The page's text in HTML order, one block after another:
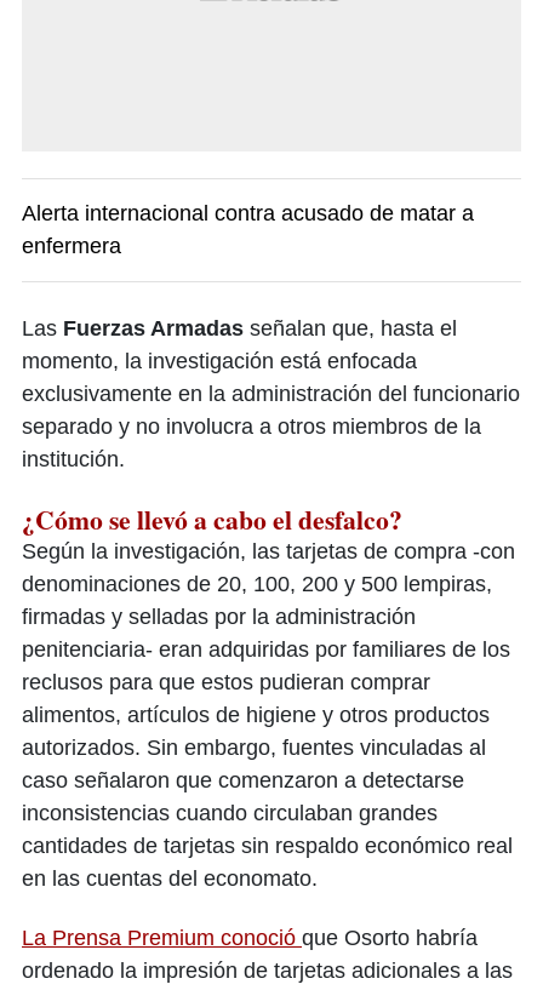
Alerta internacional contra acusado de matar a
enfermera
Las Fuerzas Armadas señalan que, hasta el
momento, la investigación está enfocada
exclusivamente en la administración del funcionario
separado y no involucra a otros miembros de la
institución.
¿Cómo se llevó a cabo el desfalco?
Según la investigación, las tarjetas de compra -con
denominaciones de 20, 100, 200 y 500 lempiras,
firmadas y selladas por la administración
penitenciaria- eran adquiridas por familiares de los
reclusos para que estos pudieran comprar
alimentos, artículos de higiene y otros productos
autorizados. Sin embargo, fuentes vinculadas al
caso señalaron que comenzaron a detectarse
inconsistencias cuando circulaban grandes
cantidades de tarjetas sin respaldo económico real
en las cuentas del economato.
La Prensa Premium conoció que Osorto habría
ordenado la impresión de tarjetas adicionales a las